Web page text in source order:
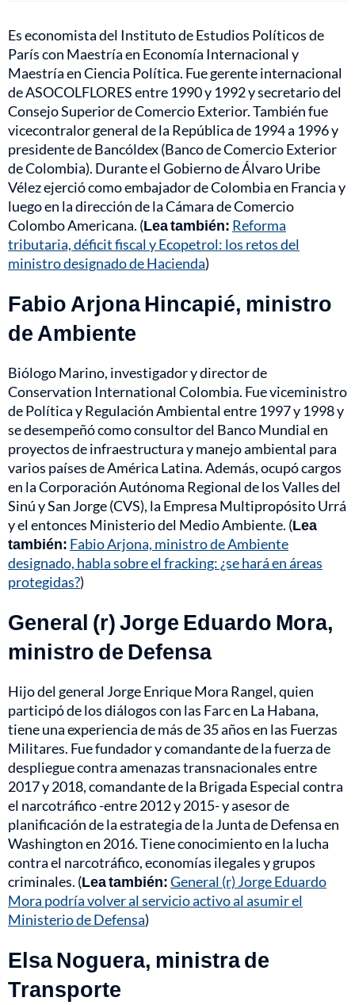
Es economista del Instituto de Estudios Políticos de
París con Maestría en Economía Internacional y
Maestría en Ciencia Política. Fue gerente internacional
de ASOCOLFLORES entre 1990 y 1992 y secretario del
Consejo Superior de Comercio Exterior. También fue
vicecontralor general de la República de 1994 a 1996 y
presidente de Bancóldex (Banco de Comercio Exterior
de Colombia). Durante el Gobierno de Álvaro Uribe
Vélez ejerció como embajador de Colombia en Francia y
luego en la dirección de la Cámara de Comercio
Colombo Americana. (Lea también: Reforma
tributaria, déficit fiscal y Ecopetrol: los retos del
ministro designado de Hacienda)
Fabio Arjona Hincapié, ministro
de Ambiente
Biólogo Marino, investigador y director de
Conservation International Colombia. Fue viceministro
de Política y Regulación Ambiental entre 1997 y 1998 y
se desempeñó como consultor del Banco Mundial en
proyectos de infraestructura y manejo ambiental para
varios países de América Latina. Además, ocupó cargos
en la Corporación Autónoma Regional de los Valles del
Sinú y San Jorge (CVS), la Empresa Multipropósito Urrá
y el entonces Ministerio del Medio Ambiente. (Lea
también: Fabio Arjona, ministro de Ambiente
designado, habla sobre el fracking: ¿se hará en áreas
protegidas?)
General (r) Jorge Eduardo Mora,
ministro de Defensa
Hijo del general Jorge Enrique Mora Rangel, quien
participó de los diálogos con las Farc en La Habana,
tiene una experiencia de más de 35 años en las Fuerzas
Militares. Fue fundador y comandante de la fuerza de
despliegue contra amenazas transnacionales entre
2017 y 2018, comandante de la Brigada Especial contra
el narcotráfico -entre 2012 y 2015- y asesor de
planificación de la estrategia de la Junta de Defensa en
Washington en 2016. Tiene conocimiento en la lucha
contra el narcotráfico, economías ilegales y grupos
criminales. (Lea también:General (r) Jorge Eduardo
Mora podría volver al servicio activo al asumir el
Ministerio de Defensa)
Elsa Noguera, ministra de
Transporte